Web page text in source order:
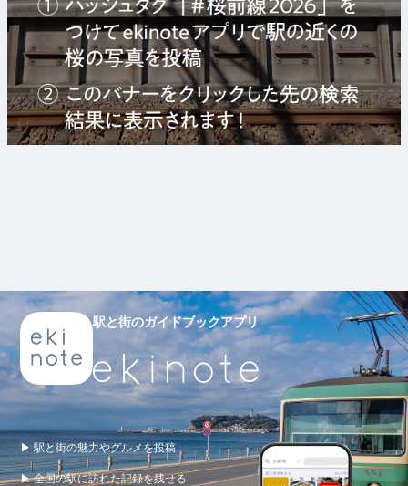
駅と街のガイドブックアプリ
▶ 駅と街の魅力やグルメを投稿
▶ 全国の駅に訪れた記録を残せる